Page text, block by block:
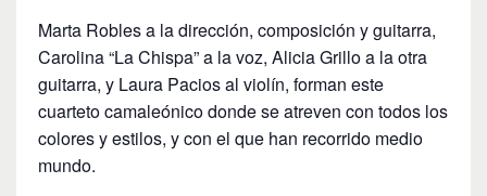
Marta Robles a la dirección, composición y guitarra,
Carolina “La Chispa” a la voz, Alicia Grillo a la otra
guitarra, y Laura Pacios al violín, forman este
cuarteto camaleónico donde se atreven con todos los
colores y estilos, y con el que han recorrido medio
mundo.